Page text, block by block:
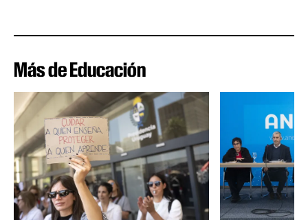
Más de Educación